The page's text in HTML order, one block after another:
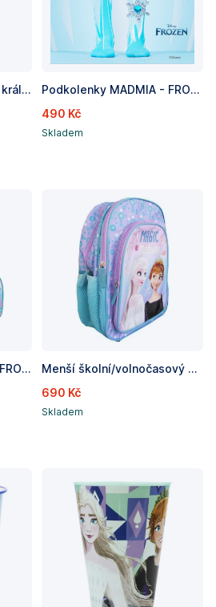
Kuličkové pero Ledové království, 0,7 mm
Podkolenky MADMIA - FROZEN
490 Kč
Skladem
Školní batoh/aktovka - FROZEN, rozměry: 350 x 250 x 150mm(vnitřní roz.)
Menší školní/volnočasový batoh 15 FROZEN / Ledové království, Rozměry: 38 x 30 x 18 cm
690 Kč
Skladem